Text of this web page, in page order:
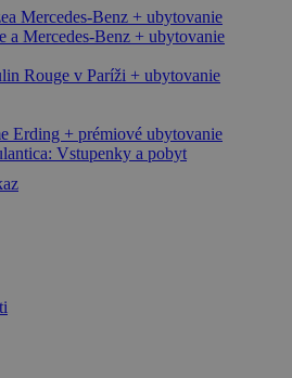
Mercedes-Benz + ubytovanie
a Mercedes-Benz + ubytovanie
Rouge v Paríži + ubytovanie
Erding + prémiové ubytovanie
Vstupenky a pobyt